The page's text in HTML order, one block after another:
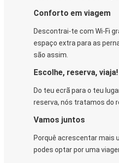
Conforto em viagem
Descontrai-te com Wi-Fi
espaço extra para as
são assim.
Escolhe, reserva, viaja!
Do teu ecrã para o teu
reserva, nós tratamos do
Vamos juntos
Porquê acrescentar mais
podes optar por uma